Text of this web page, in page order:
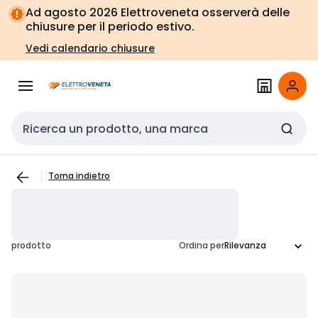
Vai alla
navigazione
Vai
alla
pagina
Ad agosto 2026 Elettroveneta osserverà delle
chiusure per il periodo estivo.
Vedi calendario chiusure
Cerca input
Torna indietro
prodotto Ordina per